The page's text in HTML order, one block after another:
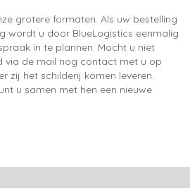
grotere formaten. Als uw bestelling
wordt u door BlueLogistics eenmalig
in te plannen. Mocht u niet
via de mail nog contact met u op
zij het schilderij komen leveren.
u samen met hen een nieuwe